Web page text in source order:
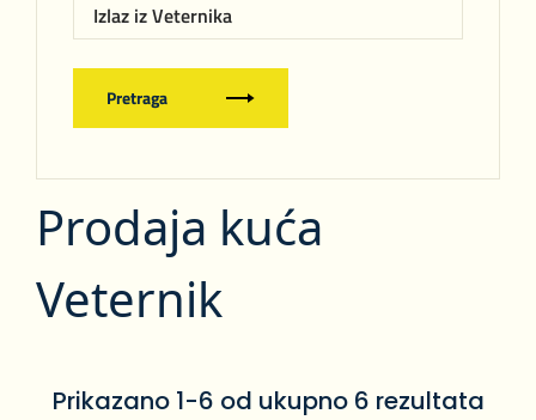
Izlaz iz Veternika
Pretraga
Prodaja kuća
Veternik
Prikazano 1-6 od ukupno 6 rezultata